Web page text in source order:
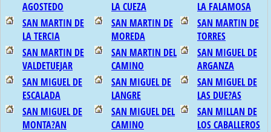
AGOSTEDO
LA CUEZA
LA FALAMOSA
SAN MARTIN DE
LA TERCIA
SAN MARTIN DE
MOREDA
SAN MARTIN DE
TORRES
SAN MARTIN DE
VALDETUEJAR
SAN MARTIN DEL
CAMINO
SAN MIGUEL DE
ARGANZA
SAN MIGUEL DE
ESCALADA
SAN MIGUEL DE
LANGRE
SAN MIGUEL DE
LAS DUE?AS
SAN MIGUEL DE
MONTA?AN
SAN MIGUEL DEL
CAMINO
SAN MILLAN DE
LOS CABALLEROS